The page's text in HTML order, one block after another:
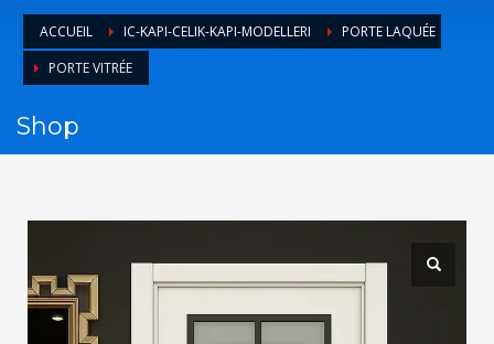
1 Login or create new account.
2 Review your order.
3 Payment &
If you still have problems, please let us know, by sending an
email to support@website.com . Thank you!
Sat - 9:00AM-5:00PM
Sundays by appointment only!
ACCUEIL IC-KAPI-CELIK-KAPI-MODELLERI
PORTE LAQUÉE
PORTE VITRÉE
Shop